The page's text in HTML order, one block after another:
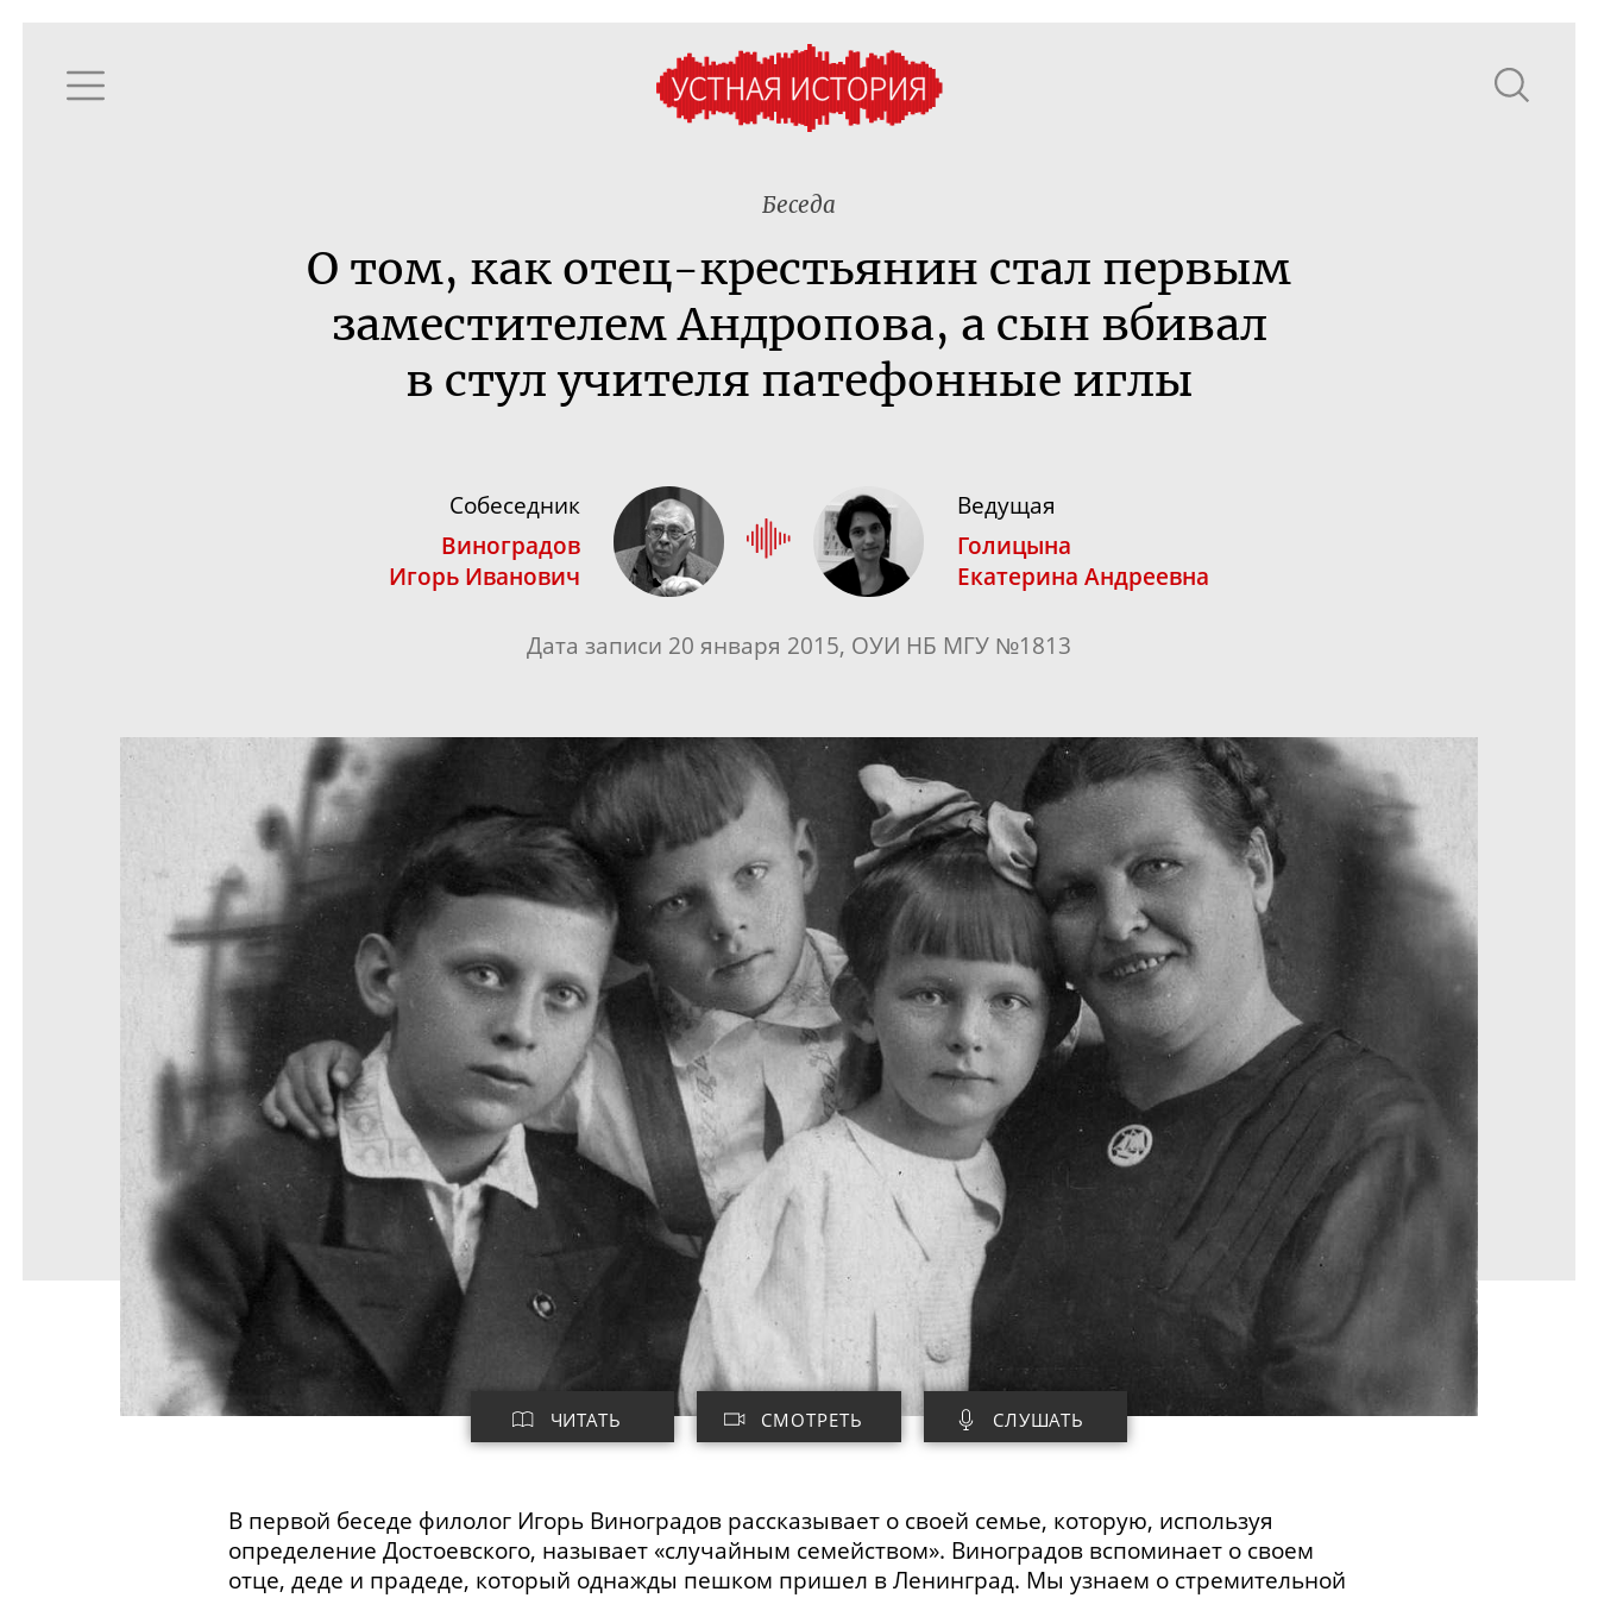
Беседа
О том, как отец-крестьянин стал первым
заместителем Андропова, а сын вбивал
в стул учителя патефонные иглы
Собеседник
Виноградов
Игорь Иванович
Ведущая
Голицына
Екатерина Андреевна
Дата записи 20 января 2015, ОУИ НБ МГУ №1813
ЧИТАТЬ СМОТРЕТЬ СЛУШАТЬ
В первой беседе филолог Игорь Виноградов рассказывает о своей семье, которую, используя
определение Достоевского, называет «случайным семейством». Виноградов вспоминает о своем
отце, деде и прадеде, который однажды пешком пришел в Ленинград. Мы узнаем о стремительной